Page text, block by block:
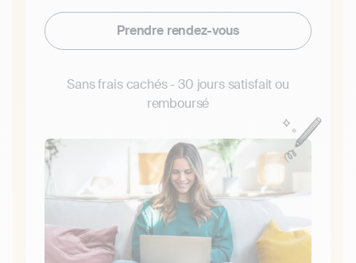
Prendre rendez-vous
Sans frais cachés - 30 jours satisfait ou
remboursé